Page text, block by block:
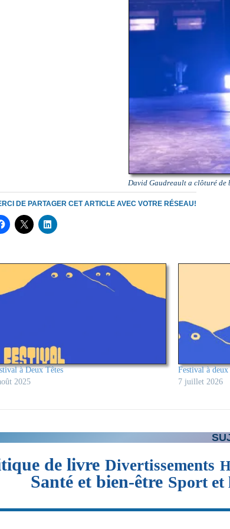
David Gaudreault a clôturé de
DE PARTAGER CET ARTICLE AVEC VOTRE RÉSEAU!
à Deux Têtes
2025
Festival à
7 juillet 2026
de livre Divertissements
Santé et bien-être Sport et